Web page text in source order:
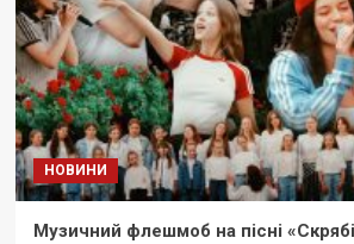
НОВИНИ
Музичний флешмоб на пісні